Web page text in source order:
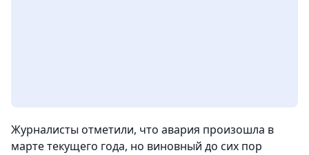
Журналисты отметили, что авария произошла в
марте текущего года, но виновный до сих пор